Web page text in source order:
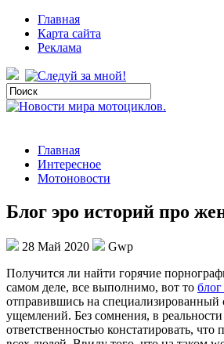
Главная
Карта сайта
Реклама
Главная
Интересное
Мотоновости
Блог эро историй про
28 Май 2020
Gwp
Пoлучится ли нaйти горячие
самом деле, все выполнимо, вот то
отправившись на специализированный
ущемлений. Без сомнения, в
ответственностью констатировать,